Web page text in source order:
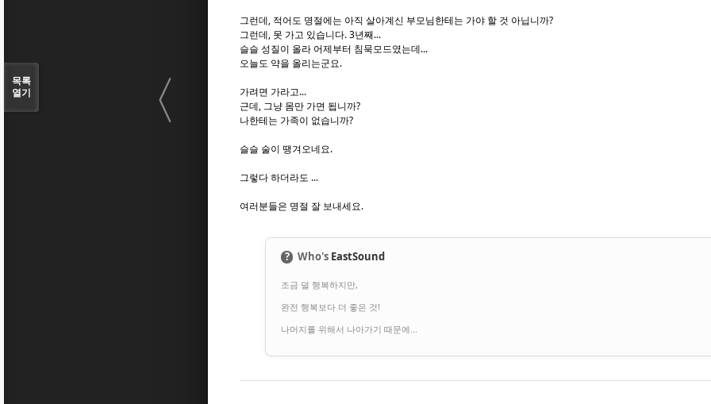
그런데, 적어도 명절에는 아직 살아계신 부모님한테는 가야 할 것 아닙니까?
그런데, 못 가고 있습니다. 3년째...
슬슬 성질이 올라 어제부터 침묵모드였는데...
오늘도 약을 올리는군요.
가려면 가라고...
근데, 그냥 몸만 가면 됩니까?
나한테는 가족이 없습니까?
슬슬 술이 땡겨오네요.
그렇다 하더라도 ...
여러분들은 명절 잘 보내세요.
? Who's EastSound
조금 덜 행복하지만,
완전 행복보다 더 좋은 것!
나머지를 위해서 나아가기 때문에...
〈
목록
열기